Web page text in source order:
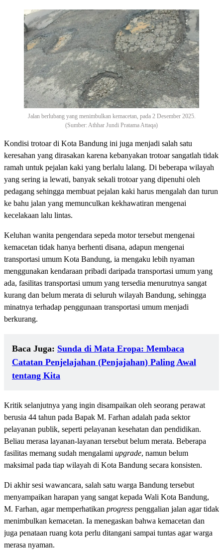
Jalan berlubang yang menimbulkan kemacetan, pada 2 Desember 2025.
(Sumber: Athhar Jundi Pratama Attaqa)
Kondisi trotoar di Kota Bandung ini juga menjadi salah satu
keresahan yang dirasakan karena kebanyakan trotoar sangatlah tidak
ramah untuk pejalan kaki yang berlalu lalang. Di beberapa wilayah
yang sering ia lewati, banyak sekali trotoar yang dipenuhi oleh
pedagang sehingga membuat pejalan kaki harus mengalah dan turun
ke bahu jalan yang memunculkan kekhawatiran mengenai
kecelakaan lalu lintas.
Keluhan wanita pengendara sepeda motor tersebut mengenai
kemacetan tidak hanya berhenti disana, adapun mengenai
transportasi umum Kota Bandung, ia mengaku lebih nyaman
menggunakan kendaraan pribadi daripada transportasi umum yang
ada, fasilitas transportasi umum yang tersedia menurutnya sangat
kurang dan belum merata di seluruh wilayah Bandung, sehingga
minatnya terhadap penggunaan transportasi umum menjadi
berkurang.
Baca Juga: Sunda di Mata Eropa: Membaca
Catatan Penjelajahan (Penjajahan) Paling Awal
tentang Kita
Kritik selanjutnya yang ingin disampaikan oleh seorang perawat
berusia 44 tahun pada Bapak M. Farhan adalah pada sektor
pelayanan publik, seperti pelayanan kesehatan dan pendidikan.
Beliau merasa layanan-layanan tersebut belum merata. Beberapa
fasilitas memang sudah mengalami upgrade, namun belum
maksimal pada tiap wilayah di Kota Bandung secara konsisten.
Di akhir sesi wawancara, salah satu warga Bandung tersebut
menyampaikan harapan yang sangat kepada Wali Kota Bandung,
M. Farhan, agar memperhatikan progress penggalian jalan agar tidak
menimbulkan kemacetan. Ia menegaskan bahwa kemacetan dan
juga penataan ruang kota perlu ditangani sampai tuntas agar warga
merasa nyaman.